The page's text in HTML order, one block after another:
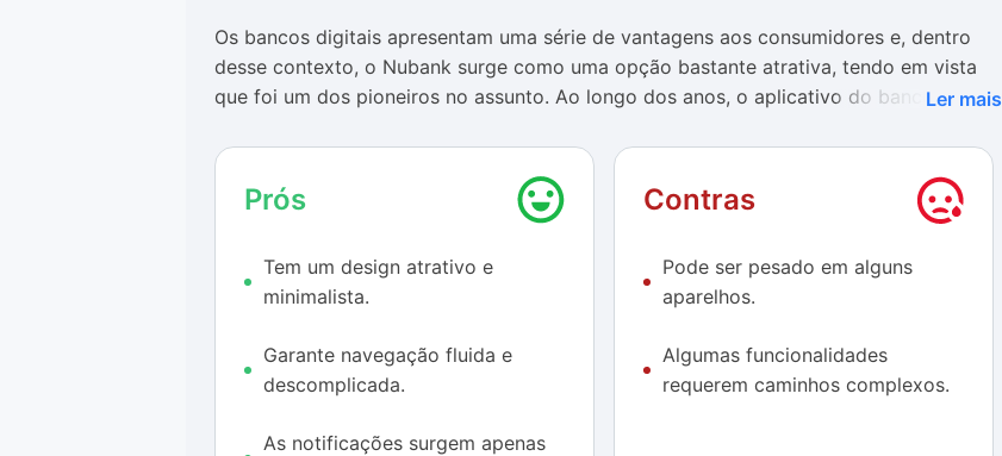
Os bancos digitais apresentam uma série de vantagens aos consumidores e, dentro
desse contexto, o Nubank surge como uma opção bastante atrativa, tendo em vista
que foi um dos pioneiros no assunto. Ao longo dos anos, o aplicativo do banco se
as corrigindo sempre que possível.
Nesse sentido, com a inclusão da NuConta, atualmente o app é bastante agradável,
leitura facilitada a quem quer ter mais controle sobre suas finanças. A ferramenta que
possibilita a retenção do dinheiro dentro da NuConta também é bastante interessante
Também é válido destacar que é possível realizar personalizações diretamente nas
funcionalidades ou instituindo um valor máximo para que essa opção funcione
Ler mais
Prós
Tem um design atrativo e
minimalista.
Garante navegação fluida e
descomplicada.
As notificações surgem apenas
Contras
Pode ser pesado em alguns
aparelhos.
Algumas funcionalidades
requerem caminhos complexos.